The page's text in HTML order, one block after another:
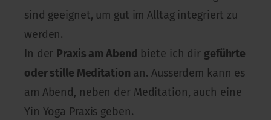
sind geeignet, um gut im Alltag integriert zu
werden.
In der Praxis am Abend biete ich dir geführte
oder stille Meditation an. Ausserdem kann es
am Abend, neben der Meditation, auch eine
Yin Yoga Praxis geben.